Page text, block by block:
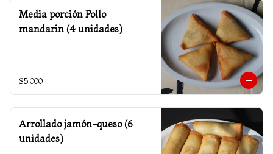
Media porción Pollo
mandarin (4 unidades)
$5.000
Arrollado jamón-queso (6
unidades)